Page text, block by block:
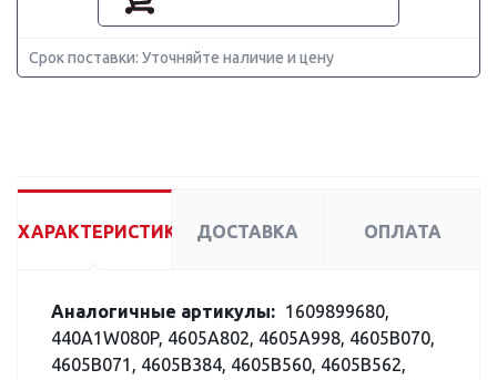
Срок поставки: Уточняйте наличие и цену
ХАРАКТЕРИСТИКИ ДОСТАВКА ОПЛАТА
Аналогичные артикулы: 1609899680,
440A1W080P, 4605A802, 4605A998, 4605B070,
4605B071, 4605B384, 4605B560, 4605B562,